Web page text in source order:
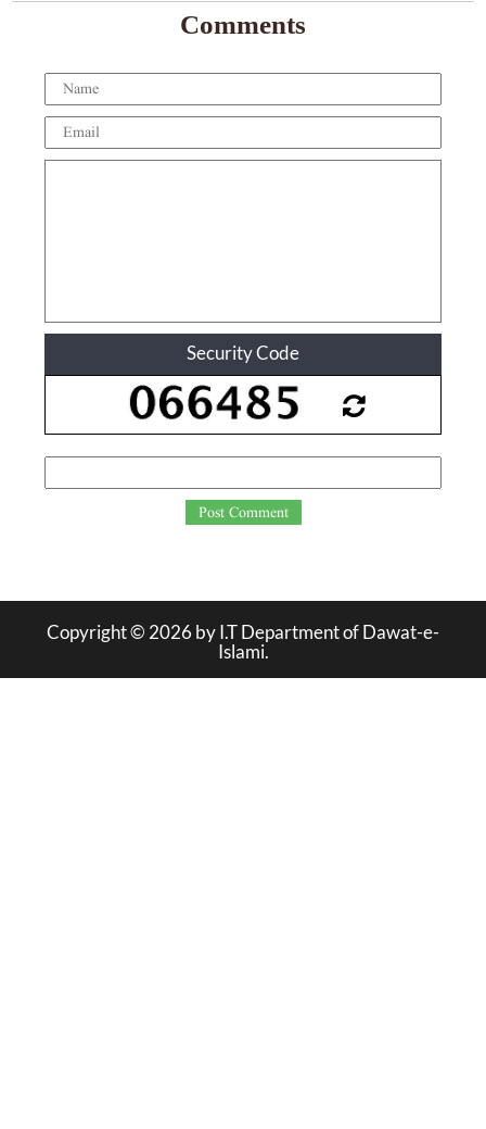
Comments
Security Code
Post Comment
Copyright © 2026 by I.T Department of Dawat-e-
Islami.